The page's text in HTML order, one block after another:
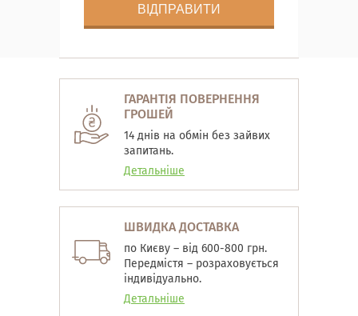
ГАРАНТІЯ ПОВЕРНЕННЯ
ГРОШЕЙ
14 днів на обмін без зайвих
запитань.
Детальніше
ШВИДКА ДОСТАВКА
по Києву – від 600-800 грн.
Передмістя – розраховується
індивідуально.
Детальніше